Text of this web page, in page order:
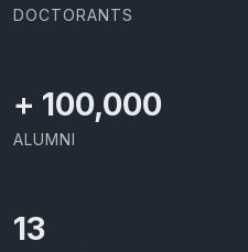
DOCTORANTS
+ 100,000
ALUMNI
13